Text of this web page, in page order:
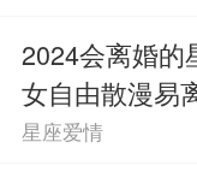
2024会离婚的
女自由散漫易
星座爱情